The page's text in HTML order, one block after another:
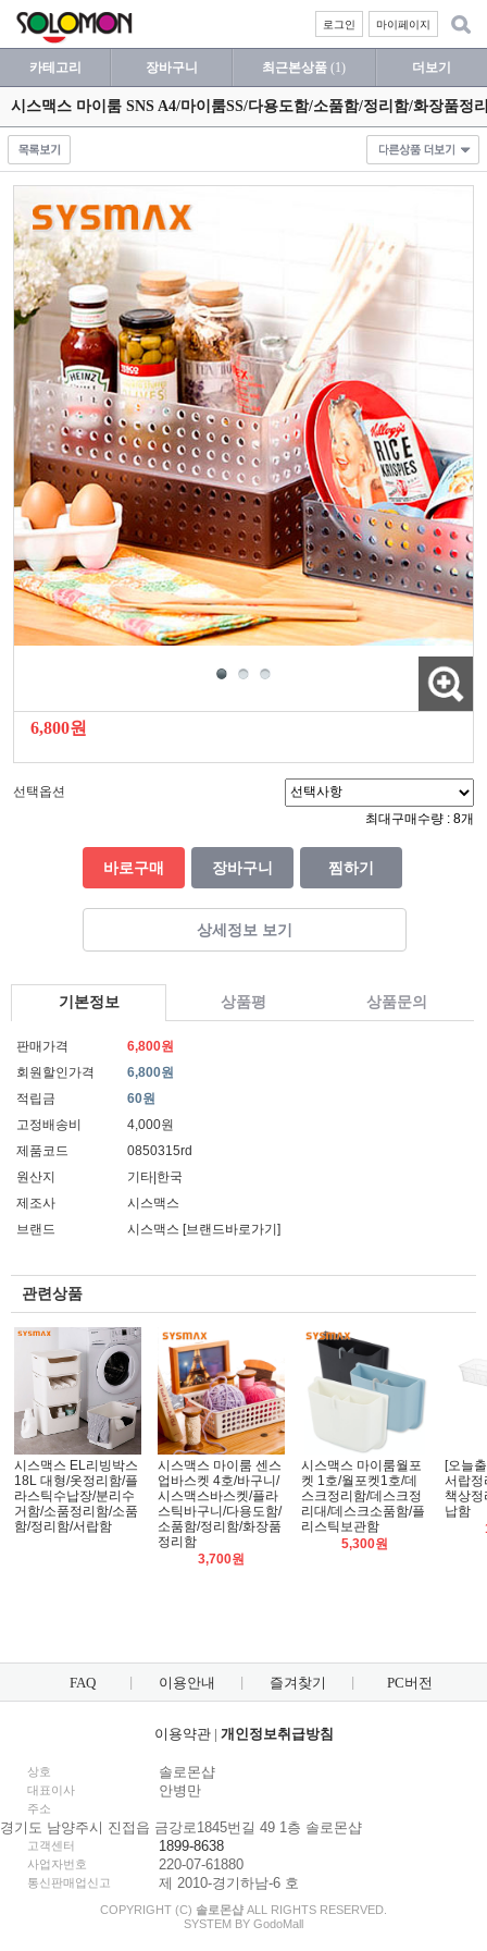
마이페이지
로그인
카테고리 장바구니 최근본상품 (1) 더보기
시스맥스 마이룸 SNS A4/마이룸SS/다용도함/소품함/정리함/화장품정
6,800원
선택옵션
최대구매수량 : 8개
바로구매 장바구니 찜하기
상세정보 보기
기본정보 상품평 상품문의
판매가격
6,800원
회원할인가격
6,800원
적립금
60원
고정배송비
4,000원
제품코드
0850315rd
원산지
기타|한국
제조사
시스맥스
브랜드
시스맥스 [브랜드바로가기]
관련상품
시스맥스 EL리빙박스
18L 대형/옷정리함/플
라스틱수납장/분리수
거함/소품정리함/소품
함/정리함/서랍함
시스맥스 마이룸 센스
업바스켓 4호/바구니/
시스맥스바스켓/플라
스틱바구니/다용도함/
소품함/정리함/화장품
정리함
3,700원
시스맥스 마이룸월포
켓 1호/월포켓1호/데
스크정리함/데스크정
리대/데스크소품함/플
리스틱보관함
5,300원
[오늘
서랍
책상정
납함
FAQ 이용안내 즐겨찾기 PC버전
이용약관| 개인정보취급방침
상호 솔로몬샵
대표이사 안병만
주소
경기도 남양주시 진접읍 금강로1845번길 49 1층 솔로몬샵
고객센터 1899-8638
사업자번호 220-07-61880
통신판매업신고 제 2010-경기하남-6 호
COPYRIGHT (C) 솔로몬샵 ALL RIGHTS RESERVED.
SYSTEM BY GodoMall